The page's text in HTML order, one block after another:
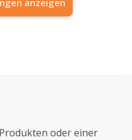
oder einer